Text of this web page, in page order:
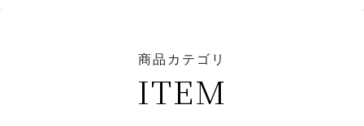
商品カテゴリ
ITEM